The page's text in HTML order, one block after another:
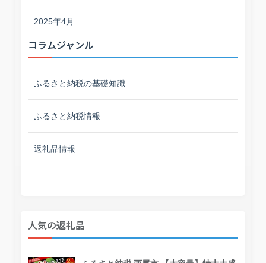
2025年4月
コラムジャンル
ふるさと納税の基礎知識
ふるさと納税情報
返礼品情報
人気の返礼品